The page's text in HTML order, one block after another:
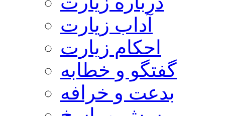
آداب زیارت
احکام زیارت
گفتگو و خطابه
بدعت و خرافه